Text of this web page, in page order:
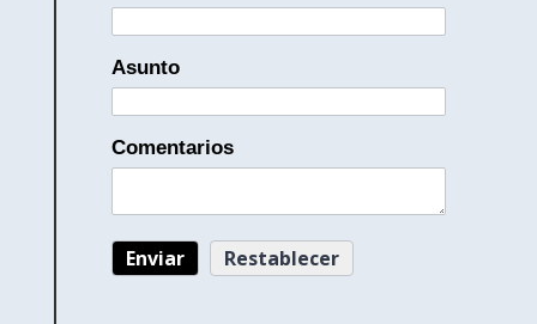
Asunto
Comentarios